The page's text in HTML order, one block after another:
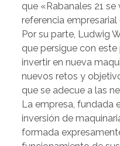
que «Rabanales 21
referencia empresarial
Por su parte, Ludwig
que persigue con
invertir en nueva
nuevos retos y
que se adecue a las
La empresa, fundada
inversión de
formada